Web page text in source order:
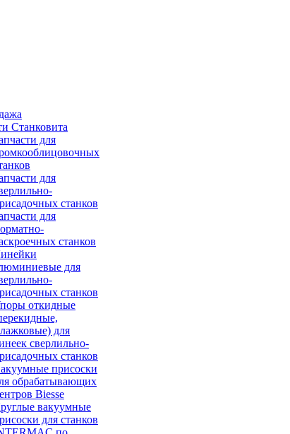
Станковита
для
для
станков
для
станков
для
станков
откидные
для
сверлильно-
станков
присоски
обрабатывающих
Biesse
вакуумные
для станков